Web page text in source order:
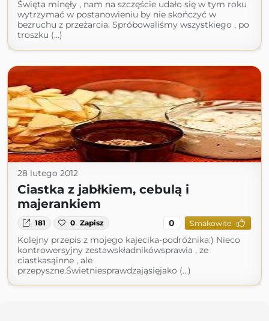
Święta minęły , nam na szczęście udało się w tym roku
wytrzymać w postanowieniu by nie skończyć w
bezruchu z przeżarcia. Spróbowaliśmy wszystkiego , po
troszku (...)
28 lutego 2012
Ciastka z jabłkiem, cebulą i
majerankiem
181 0 Zapisz 0 Smakowite
Kolejny przepis z mojego kajecika-podróżnika:) Nieco
kontrowersyjny zestawskładnikówsprawia , ze
ciastkasąinne , ale
przepyszne.Świetniesprawdzająsięjako (...)